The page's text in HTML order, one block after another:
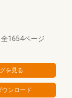
全1654ページ